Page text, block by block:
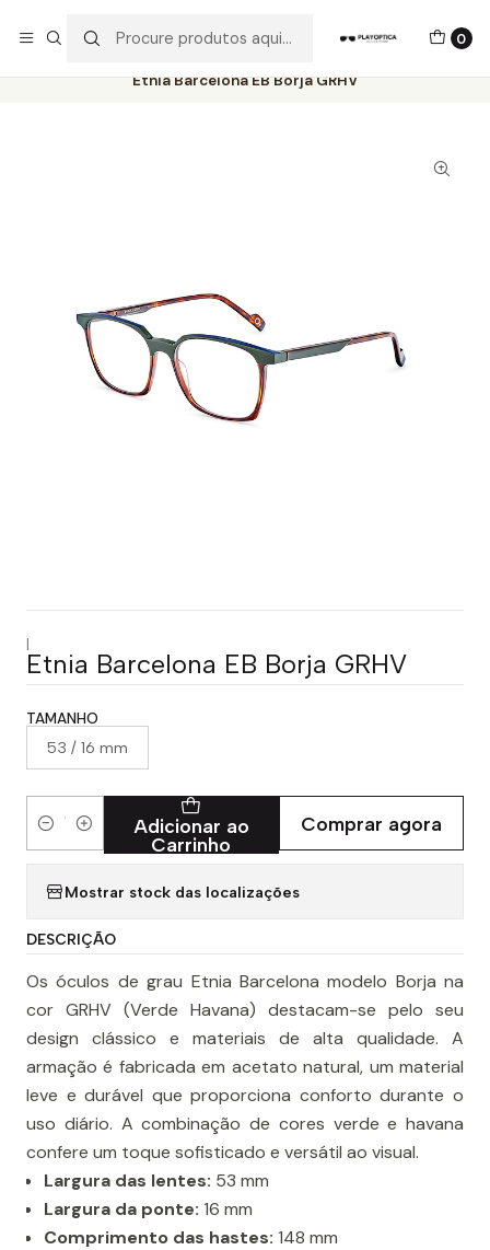
0
Etnia Barcelona EB Borja GRHV
|
Etnia Barcelona EB Borja GRHV
TAMANHO
53 / 16 mm
Quantidade
Adicionar ao
Carrinho
Comprar agora
Mostrar stock das localizações
DESCRIÇÃO
Os óculos de grau Etnia Barcelona modelo Borja na
cor GRHV (Verde Havana) destacam-se pelo seu
design clássico e materiais de alta qualidade. A
armação é fabricada em acetato natural, um material
leve e durável que proporciona conforto durante o
uso diário. A combinação de cores verde e havana
confere um toque sofisticado e versátil ao visual.
Largura das lentes: 53 mm​
Largura da ponte: 16 mm​
Comprimento das hastes: 148 mm​